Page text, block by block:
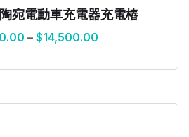
宛電動車充電器充電樁
– $14,500.00